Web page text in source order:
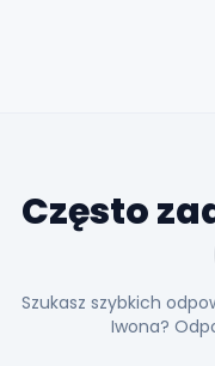
Często
Szukasz szybkich
Iwona?